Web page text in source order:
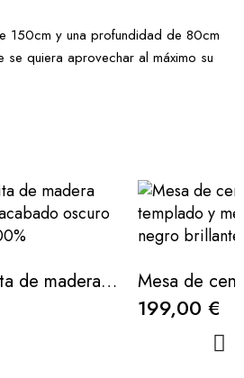
150cm y una profundidad de 80cm
quiera aprovechar al máximo su
Mesa de centro Pirita de madera maciza de roble con acabado oscuro 146 x 56,5 cm FSC 100%
199,00 €